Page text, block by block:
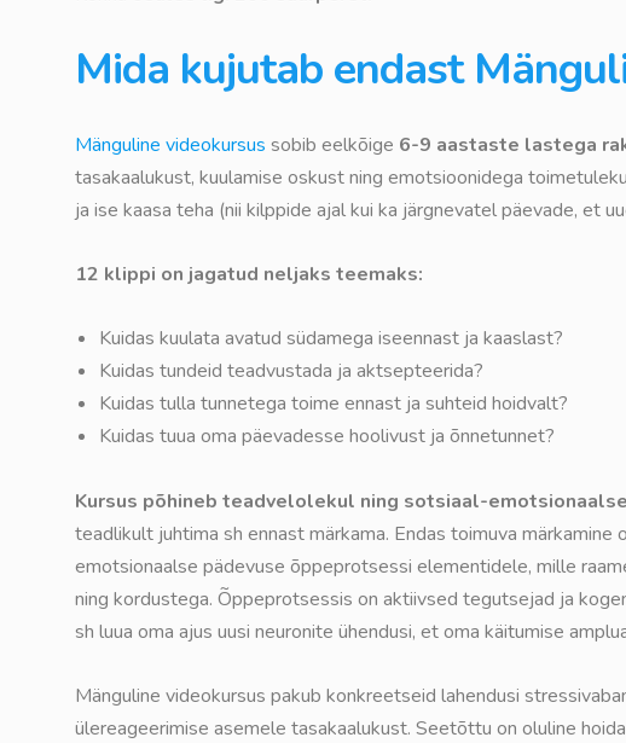
Mida kujutab endast
Mänguline videokursus sobib eelkõige 6-9 aastaste lastega
tasakaalukust, kuulamise oskust ning emotsioonidega
ja ise kaasa teha (nii kilppide ajal kui ka järgnevatel päevade, et
12 klippi on jagatud neljaks teemaks:
Kuidas kuulata avatud südamega iseennast ja kaaslast?
Kuidas tundeid teadvustada ja aktsepteerida?
Kuidas tulla tunnetega toime ennast ja suhteid hoidvalt?
Kuidas tuua oma päevadesse hoolivust ja õnnetunnet?
Kursus põhineb teadvelolekul ning sotsiaal-
teadlikult juhtima sh ennast märkama. Endas toimuva
emotsionaalse pädevuse õppeprotsessi elementidele, mille
ning kordustega. Õppeprotsessis on aktiivsed tegutsejad ja
sh luua oma ajus uusi neuronite ühendusi, et oma käitumise
Mänguline videokursus pakub konkreetseid lahendusi
ülereageerimise asemele tasakaalukust. Seetõttu on oluline